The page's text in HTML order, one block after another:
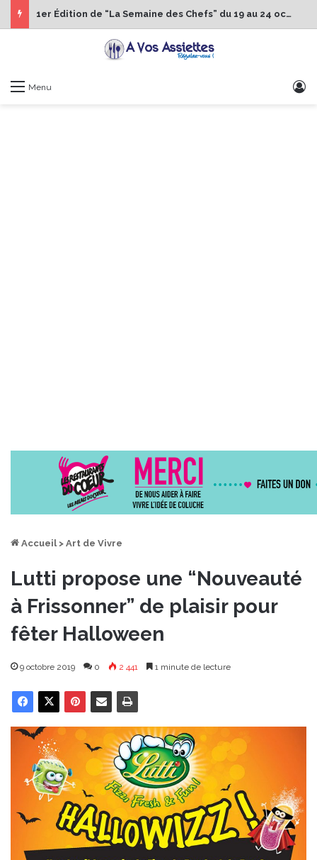
1er Édition de “La Semaine des Chefs” du 19 au 24 octobre 2026
Menu
Accueil > Art de Vivre
Lutti propose une “Nouveauté
à Frissonner” de plaisir pour
fêter Halloween
9 octobre 2019 0 2 441 1 minute de lecture